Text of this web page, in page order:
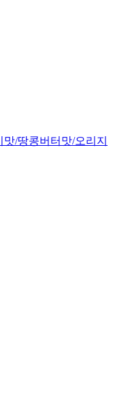
맛/땅콩버터맛/오리지